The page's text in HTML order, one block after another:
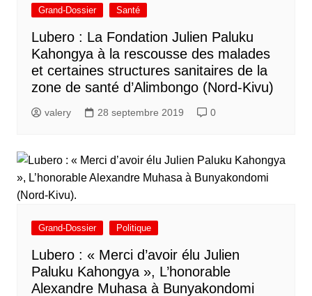
Grand-Dossier Santé
Lubero : La Fondation Julien Paluku
Kahongya à la rescousse des malades
et certaines structures sanitaires de la
zone de santé d’Alimbongo (Nord-Kivu)
valery 28 septembre 2019 0
Grand-Dossier Politique
Lubero : « Merci d’avoir élu Julien
Paluku Kahongya », L’honorable
Alexandre Muhasa à Bunyakondomi